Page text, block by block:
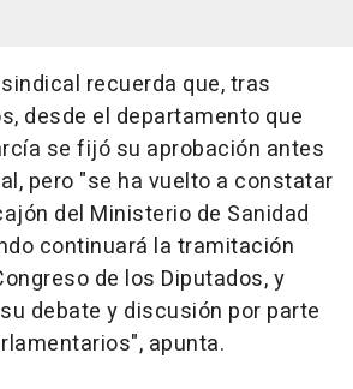
recuerda que, tras
desde el departamento que
se fijó su aprobación antes
pero "se ha vuelto a constatar
del Ministerio de Sanidad
continuará la tramitación
de los Diputados, y
debate y discusión por parte
apunta.